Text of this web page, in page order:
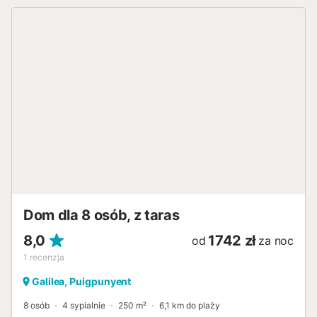
Dom dla 8 osób, z taras
8,0
1 recenzja
od 1742 zł za noc
Galilea, Puigpunyent
8 osób 4 sypialnie 250 m² 6,1 km do plaży